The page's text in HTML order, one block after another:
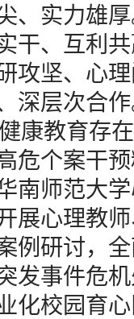
、实力雄
干、互利
攻坚、心
深层次合
康教育存
危个案干
南师范大
展心理教
例研讨，
发事件危
化校园育